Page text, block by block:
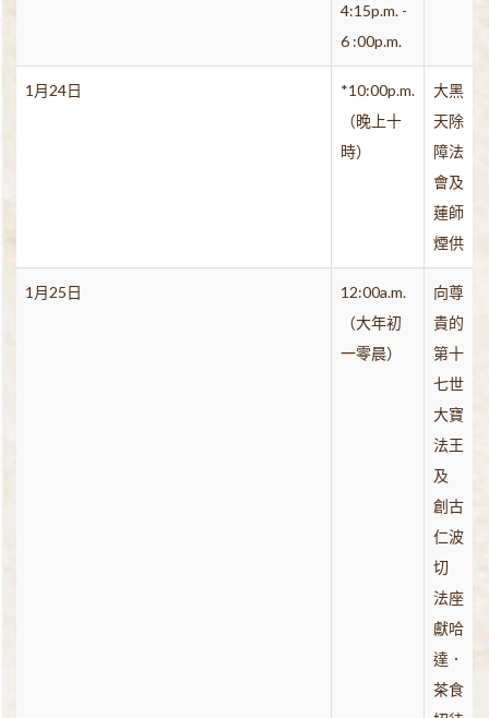
4:15p.m. -
6 :00p.m.
1月24日
*10:00p.m.
（晚上十
時）
大黑
天除
障法
會及
蓮師
煙供
1月25日
12:00a.m.
（大年初
一零晨）
向尊
貴的
第十
七世
大寶
法王
及
創古
仁波
切
法座
獻哈
達．
茶食